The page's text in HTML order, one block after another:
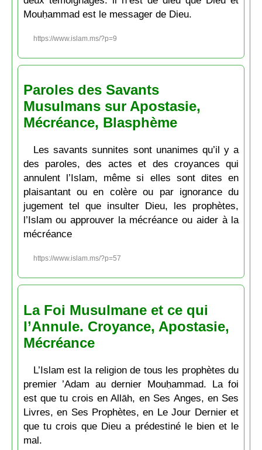
Mouḥammad est le messager de Dieu.
https://www.islam.ms/?p=9
Paroles des Savants
Musulmans sur Apostasie,
Mécréance, Blasphème
Les savants sunnites sont unanimes qu’il y a
des paroles, des actes et des croyances qui
annulent l’Islam, même si elles sont dites en
plaisantant ou en colère ou par ignorance du
jugement tel que insulter Dieu, les prophètes,
l’Islam ou approuver la mécréance ou aider à la
mécréance
https://www.islam.ms/?p=57
La Foi Musulmane et ce qui
l’Annule. Croyance, Apostasie,
Mécréance
L’Islam est la religion de tous les prophètes du
premier ’Adam au dernier Mouḥammad. La foi
est que tu crois en Allāh, en Ses Anges, en Ses
Livres, en Ses Prophètes, en Le Jour Dernier et
que tu crois que Dieu a prédestiné le bien et le
mal.